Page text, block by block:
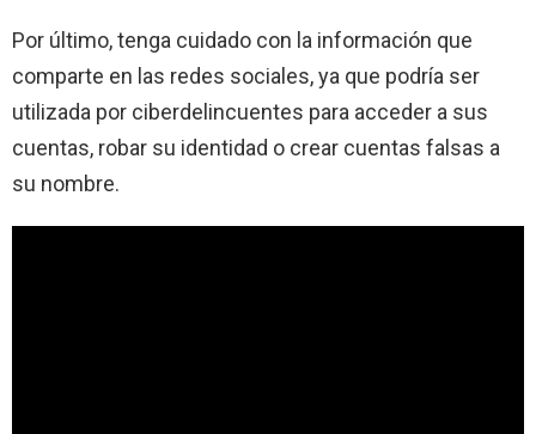
Por último, tenga cuidado con la información que
comparte en las redes sociales, ya que podría ser
utilizada por ciberdelincuentes para acceder a sus
cuentas, robar su identidad o crear cuentas falsas a
su nombre.